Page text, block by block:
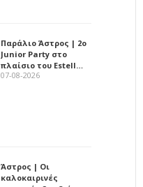
Παράλιο Άστρος | 2ο
Junior Party στο
πλαίσιο του Estell…
07-08-2026
Άστρος | Οι
καλοκαιρινές